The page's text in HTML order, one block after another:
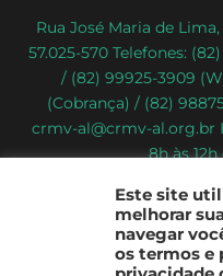
Rua José Maria de
57.025-570 Telefones:
/ (82) 99925-3909
(Cobrança) / (82)
crmv-al@crmv-al.org.br
8h às 12h
2022 - ©
Este site
melhorar
navegar
os termos e